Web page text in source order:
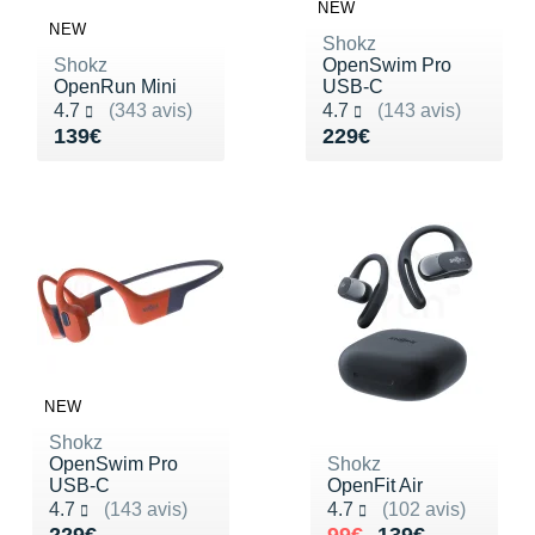
NEW
Shokz
OpenRun Mini
4.7
(343 avis)
Noté 4.7 sur 5
139€
Vendu 139€
NEW
Shokz
OpenSwim Pro
USB-C
4.7
(143 avis)
Noté 4.7 sur 5
229€
Vendu 229€
NEW
Shokz
OpenSwim Pro
USB-C
4.7
(143 avis)
Noté 4.7 sur 5
Shokz
OpenFit Air
4.7
(102 avis)
Noté 4.7 sur 5